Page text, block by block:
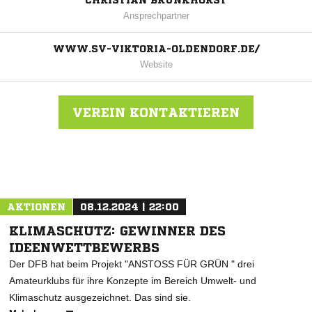
Ansprechpartner
WWW.SV-VIKTORIA-OLDENDORF.DE/
Website
VEREIN KONTAKTIEREN
AKTIONEN 08.12.2024 | 22:00
KLIMASCHUTZ: GEWINNER DES
IDEENWETTBEWERBS
Der DFB hat beim Projekt "ANSTOSS FÜR GRÜN " drei
Amateurklubs für ihre Konzepte im Bereich Umwelt- und
Klimaschutz ausgezeichnet. Das sind sie.